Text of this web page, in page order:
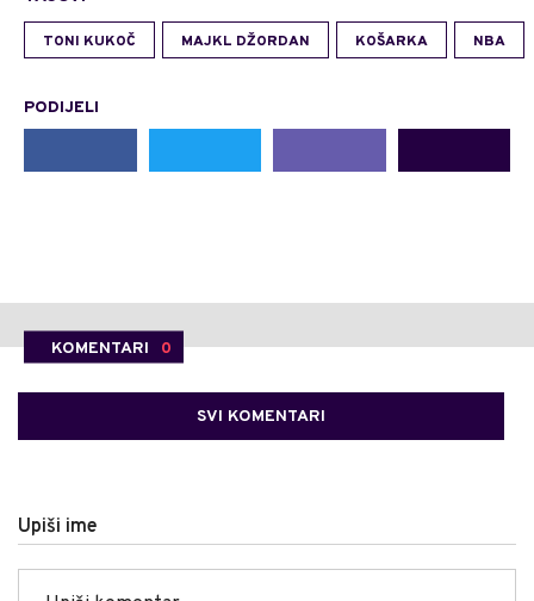
TONI KUKOČ MAJKL DŽORDAN KOŠARKA NBA
PODIJELI
KOMENTARI 0
SVI KOMENTARI
Upiši ime